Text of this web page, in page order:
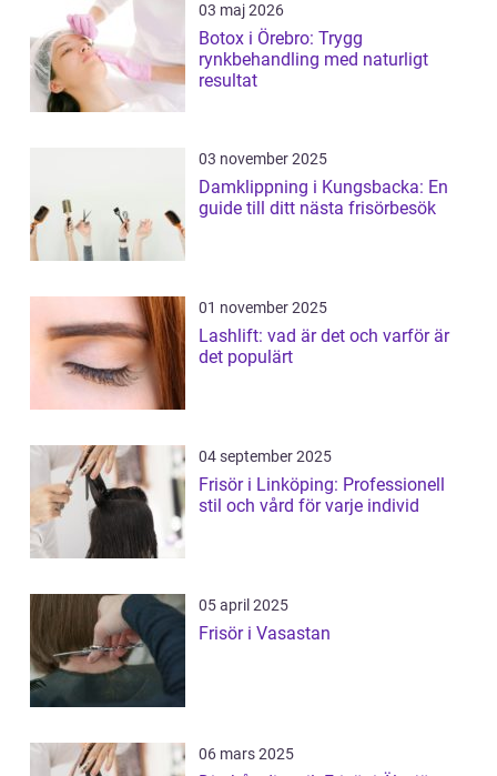
03 maj 2026
Botox i Örebro: Trygg
rynkbehandling med naturligt
resultat
03 november 2025
Damklippning i Kungsbacka: En
guide till ditt nästa frisörbesök
01 november 2025
Lashlift: vad är det och varför är
det populärt
04 september 2025
Frisör i Linköping: Professionell
stil och vård för varje individ
05 april 2025
Frisör i Vasastan
06 mars 2025